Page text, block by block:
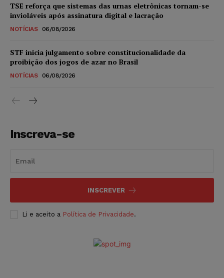
TSE reforça que sistemas das urnas eletrônicas tornam-se
invioláveis após assinatura digital e lacração
NOTÍCIAS 06/08/2026
STF inicia julgamento sobre constitucionalidade da
proibição dos jogos de azar no Brasil
NOTÍCIAS 06/08/2026
Inscreva-se
INSCREVER
Li e aceito a Política de Privacidade.